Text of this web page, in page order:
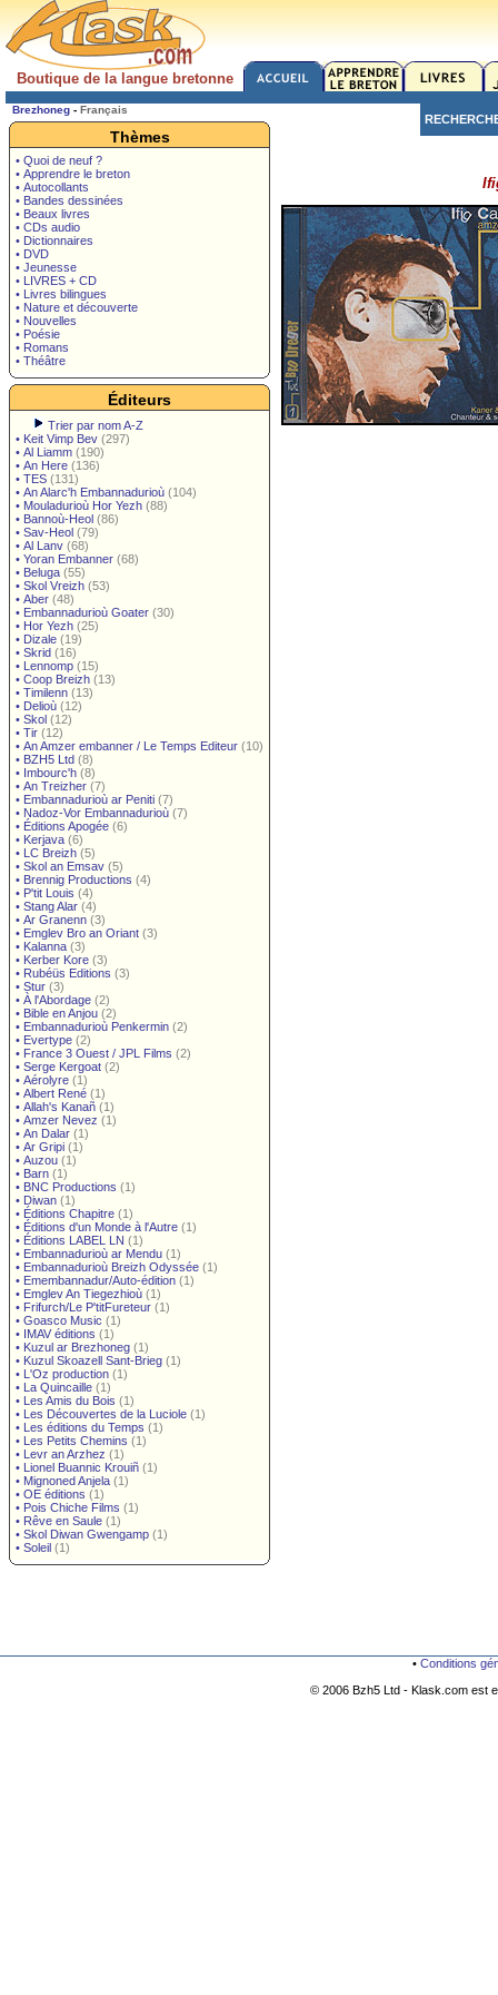
Boutique de la langue bretonne
Brezhoneg - Français
Thèmes
• Quoi de neuf ?
• Apprendre le breton
• Autocollants
• Bandes dessinées
• Beaux livres
• CDs audio
• Dictionnaires
• DVD
• Jeunesse
• LIVRES + CD
• Livres bilingues
• Nature et découverte
• Nouvelles
• Poésie
• Romans
• Théâtre
Éditeurs
Trier par nom A-Z
• Keit Vimp Bev (297)
• Al Liamm (190)
• An Here (136)
• TES (131)
• An Alarc'h Embannadurioù (104)
• Mouladurioù Hor Yezh (88)
• Bannoù-Heol (86)
• Sav-Heol (79)
• Al Lanv (68)
• Yoran Embanner (68)
• Beluga (55)
• Skol Vreizh (53)
• Aber (48)
• Embannadurioù Goater (30)
• Hor Yezh (25)
• Dizale (19)
• Skrid (16)
• Lennomp (15)
• Coop Breizh (13)
• Timilenn (13)
• Delioù (12)
• Skol (12)
• Tir (12)
• An Amzer embanner / Le Temps Editeur (10)
• BZH5 Ltd (8)
• Imbourc'h (8)
• An Treizher (7)
• Embannadurioù ar Peniti (7)
• Nadoz-Vor Embannadurioù (7)
• Éditions Apogée (6)
• Kerjava (6)
• LC Breizh (5)
• Skol an Emsav (5)
• Brennig Productions (4)
• P'tit Louis (4)
• Stang Alar (4)
• Ar Granenn (3)
• Emglev Bro an Oriant (3)
• Kalanna (3)
• Kerber Kore (3)
• Rubéüs Editions (3)
• Stur (3)
• À l'Abordage (2)
• Bible en Anjou (2)
• Embannadurioù Penkermin (2)
• Evertype (2)
• France 3 Ouest / JPL Films (2)
• Serge Kergoat (2)
• Aérolyre (1)
• Albert René (1)
• Allah's Kanañ (1)
• Amzer Nevez (1)
• An Dalar (1)
• Ar Gripi (1)
• Auzou (1)
• Barn (1)
• BNC Productions (1)
• Diwan (1)
• Éditions Chapitre (1)
• Éditions d'un Monde à l'Autre (1)
• Éditions LABEL LN (1)
• Embannadurioù ar Mendu (1)
• Embannadurioù Breizh Odyssée (1)
• Emembannadur/Auto-édition (1)
• Emglev An Tiegezhioù (1)
• Frifurch/Le P'titFureteur (1)
• Goasco Music (1)
• IMAV éditions (1)
• Kuzul ar Brezhoneg (1)
• Kuzul Skoazell Sant-Brieg (1)
• L'Oz production (1)
• La Quincaille (1)
• Les Amis du Bois (1)
• Les Découvertes de la Luciole (1)
• Les éditions du Temps (1)
• Les Petits Chemins (1)
• Levr an Arzhez (1)
• Lionel Buannic Krouiñ (1)
• Mignoned Anjela (1)
• OE éditions (1)
• Pois Chiche Films (1)
• Rêve en Saule (1)
• Skol Diwan Gwengamp (1)
• Soleil (1)
• Conditions
© 2006 Bzh5 Ltd - Klask.com est